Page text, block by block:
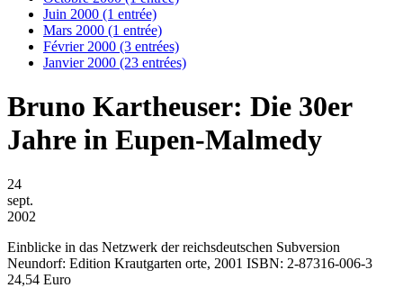
Juin 2000 (1 entrée)
Mars 2000 (1 entrée)
Février 2000 (3 entrées)
Janvier 2000 (23 entrées)
Bruno Kartheuser: Die 30er
Jahre in Eupen-Malmedy
24
sept.
2002
Einblicke in das Netzwerk der reichsdeutschen Subversion
Neundorf: Edition Krautgarten orte, 2001 ISBN: 2-87316-006-3
24,54 Euro